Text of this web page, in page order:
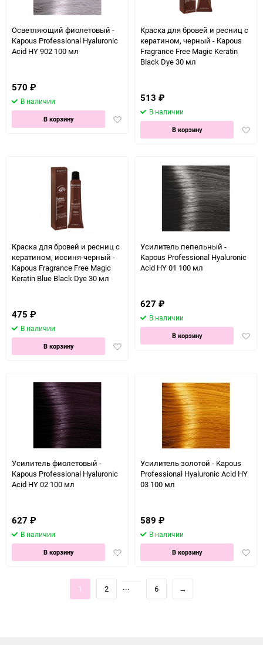
Осветляющий фиолетовый -
Kapous Professional Hyaluronic
Acid HY 902 100 мл
570 ₽
В наличии
Добавить
избранное
В корзину
Краска для бровей и ресниц с
кератином, черный - Kapous
Fragrance Free Magic Keratin
Black Dye 30 мл
513 ₽
В наличии
В корзину
Краска для бровей и ресниц с
кератином, иссиня-черный -
Kapous Fragrance Free Magic
Keratin Blue Black Dye 30 мл
475 ₽
В наличии
Добавить
В корзину
Усилитель пепельный -
Kapous Professional Hyaluronic
Acid HY 01 100 мл
627 ₽
В наличии
В корзину
Усилитель фиолетовый -
Kapous Professional Hyaluronic
Acid HY 02 100 мл
627 ₽
В наличии
Добавить
В корзину
Усилитель золотой - Kapous
Professional Hyaluronic Acid HY
03 100 мл
589 ₽
В наличии
В корзину
1 2 ... 6 →